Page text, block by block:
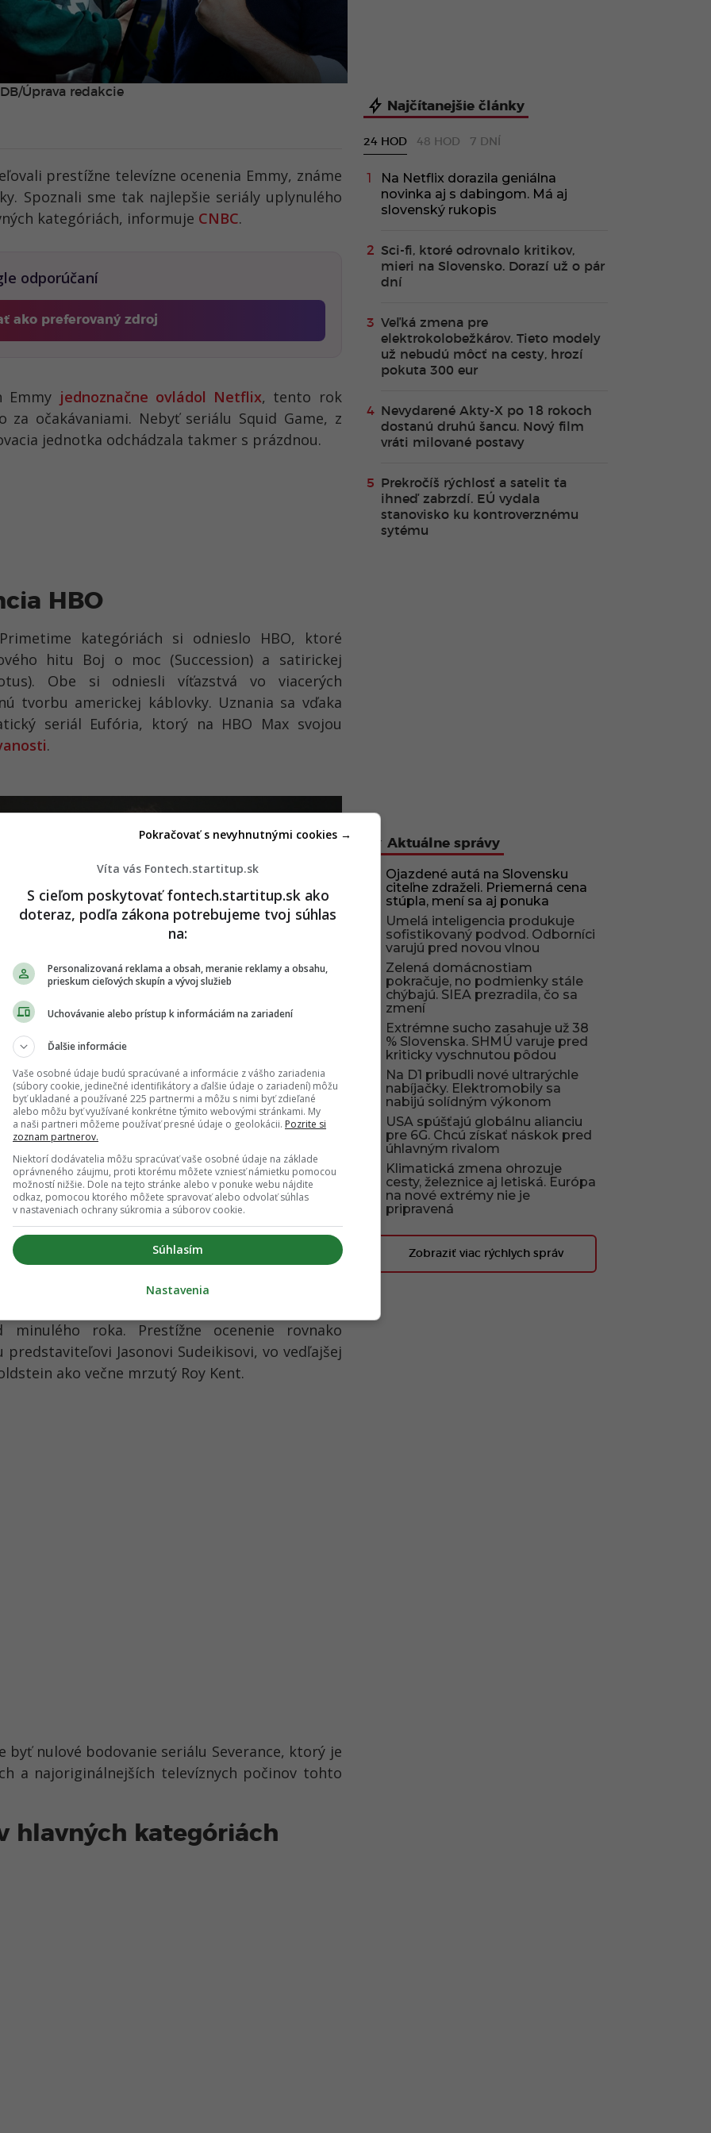
Úprava redakcie
prestížne televízne ocenenia Emmy, známe
Spoznali sme tak najlepšie seriály uplynulého
kategóriách, informuje CNBC.
odporúčaní
ako preferovaný zdroj
Fontech, odkaz sa otvorí v novom okne
Emmy jednoznačne ovládol Netflix, tento rok
za očakávaniami. Nebyť seriálu Squid Game, z
jednotka odchádzala takmer s prázdnou.
HBO
kategóriách si odnieslo HBO, ktoré
hitu Boj o moc (Succession) a satirickej
Obe si odniesli víťazstvá vo viacerých
tvorbu americkej káblovky. Uznania sa vďaka
seriál Eufória, ktorý na HBO Max svojou
.
a Apple, Netflix si z najsledovanejších
Dve z nich gigantovi zabezpečil jeho
dominoval v kategóriách Najlepšia réžia a
seriáli. Posledné víťazstvo Netflixu priniesla
skončenom seriáli Ozark.
seriál Ted Lasso od Applu, ktorý dokázal
minulého roka. Prestížne ocenenie rovnako
Jasonovi Sudeikisovi, vo vedľajšej
ako večne mrzutý Roy Kent.
byť nulové bodovanie seriálu Severance, ktorý je
a najoriginálnejších televíznych počinov tohto
hlavných kategóriách
Najčítanejšie články
24 HOD 48 HOD 7 DNÍ
Na Netflix dorazila geniálna
novinka aj s dabingom. Má aj
slovenský rukopis
Sci-fi, ktoré odrovnalo kritikov,
mieri na Slovensko. Dorazí už o pár
dní
Veľká zmena pre
elektrokolobežkárov. Tieto modely
už nebudú môcť na cesty, hrozí
pokuta 300 eur
Nevydarené Akty-X po 18 rokoch
dostanú druhú šancu. Nový film
vráti milované postavy
Prekročíš rýchlosť a satelit ťa
ihneď zabrzdí. EÚ vydala
stanovisko ku kontroverznému
sytému
Aktuálne správy
Ojazdené autá na Slovensku
citeľne zdraželi. Priemerná cena
stúpla, mení sa aj ponuka
Umelá inteligencia produkuje
sofistikovaný podvod. Odborníci
varujú pred novou vlnou
Zelená domácnostiam
pokračuje, no podmienky stále
chýbajú. SIEA prezradila, čo sa
zmení
Extrémne sucho zasahuje už 38
% Slovenska. SHMÚ varuje pred
kriticky vyschnutou pôdou
Na D1 pribudli nové ultrarýchle
nabíjačky. Elektromobily sa
nabijú solídným výkonom
USA spúšťajú globálnu alianciu
pre 6G. Chcú získať náskok pred
úhlavným rivalom
Klimatická zmena ohrozuje
cesty, železnice aj letiská. Európa
na nové extrémy nie je
pripravená
Zobraziť viac rýchlych správ
Víta vás Fontech.startitup.sk
S cieľom poskytovať fontech.startitup.sk ako
doteraz, podľa zákona potrebujeme tvoj súhlas
na:
Personalizovaná reklama a obsah, meranie reklamy a obsahu,
prieskum cieľových skupín a vývoj služieb
Uchovávanie alebo prístup k informáciám na zariadení
Ďalšie informácie
Vaše osobné údaje budú spracúvané a informácie z vášho zariadenia
(súbory cookie, jedinečné identifikátory a ďalšie údaje o zariadení) môžu
byť ukladané a používané 225 partnermi a môžu s nimi byť zdieľané
alebo môžu byť využívané konkrétne týmito webovými stránkami. My
a naši partneri môžeme používať presné údaje o geolokácii. Pozrite si
zoznam partnerov.
Niektorí dodávatelia môžu spracúvať vaše osobné údaje na základe
oprávneného záujmu, proti ktorému môžete vzniesť námietku pomocou
možností nižšie. Dole na tejto stránke alebo v ponuke webu nájdite
odkaz, pomocou ktorého môžete spravovať alebo odvolať súhlas
v nastaveniach ochrany súkromia a súborov cookie.
Súhlasím
Pokračovať s nevyhnutnými cookies →
Nastavenia